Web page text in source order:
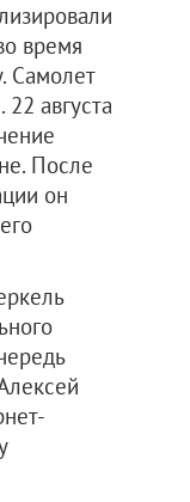
время
Самолет
августа
После
он